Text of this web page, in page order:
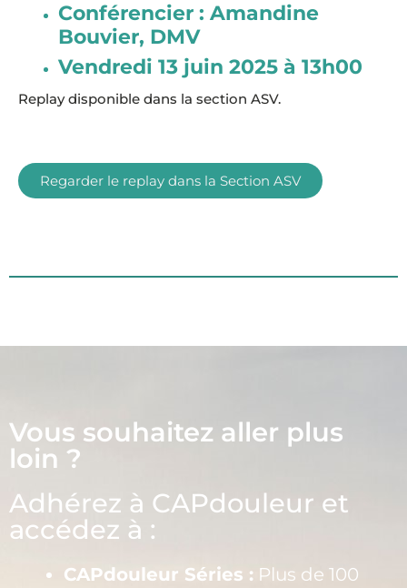
Conférencier : Amandine
Bouvier, DMV
Vendredi 13 juin 2025 à 13h00
Replay disponible dans la section ASV.
Regarder le replay dans la Section ASV
Vous souhaitez aller plus
loin ?
Adhérez à CAPdouleur et
accédez à :
CAPdouleur Séries : Plus de 100